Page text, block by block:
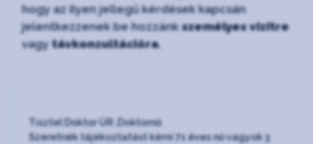
hogy az ilyen jellegű kérdések kapcsán
jelentkezzenek be hozzánkszemélyes vizitre
vagy távkonzultációra.
Tisztel Doktor ÚR ,Doktornő
Szeretnék tájékoztatást kérni 71 éves nő vagyok 3